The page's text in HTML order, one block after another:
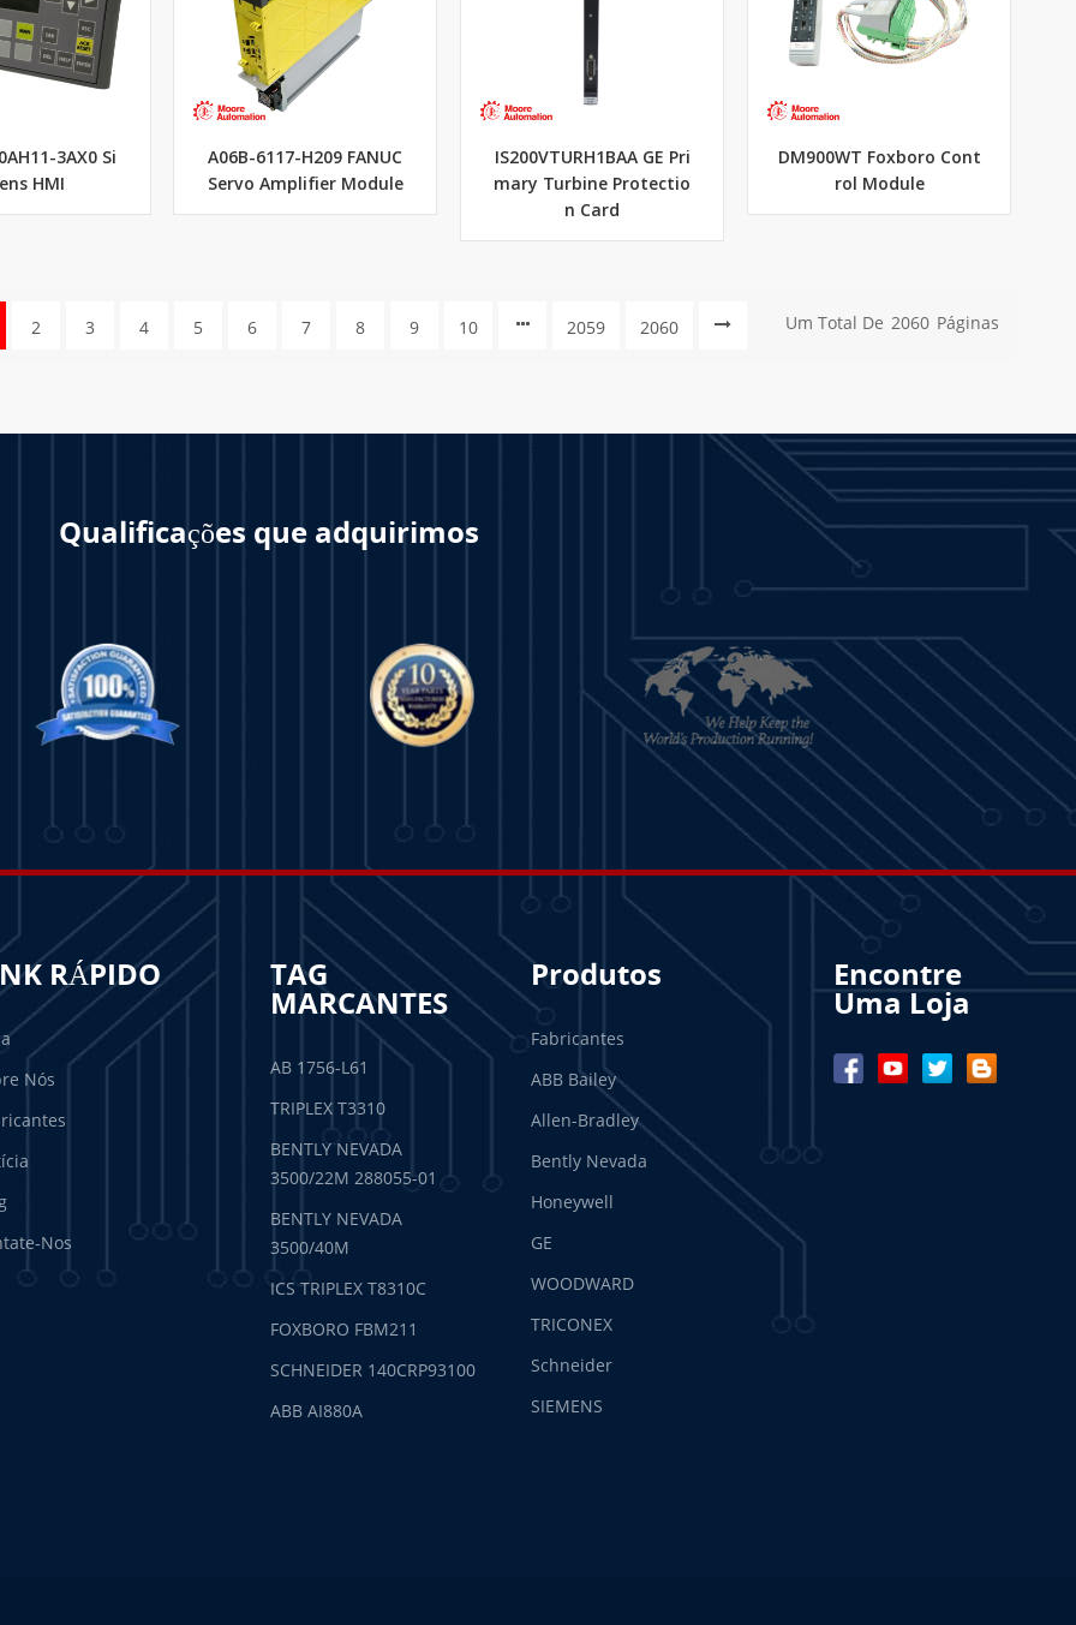
3AX0 Si
HMI
A06B-6117-H209 FANUC
Servo Amplifier Module
IS200VTURH1BAA GE Pri
mary Turbine Protectio
n Card
DM900WT Foxboro Cont
rol Module
2 3 4 5 6 7 8 9 10 2059 2060 Um Total De 2060 Páginas
Qualificações que adquirimos
RÁPIDO
Nós
Nos
TAG
MARCANTES
AB 1756-L61
TRIPLEX T3310
BENTLY NEVADA
3500/22M 288055-01
BENTLY NEVADA
3500/40M
ICS TRIPLEX T8310C
FOXBORO FBM211
SCHNEIDER 140CRP93100
ABB AI880A
Produtos
Fabricantes
ABB Bailey
Allen-Bradley
Bently Nevada
Honeywell
GE
WOODWARD
TRICONEX
Schneider
SIEMENS
Encontre
Uma Loja